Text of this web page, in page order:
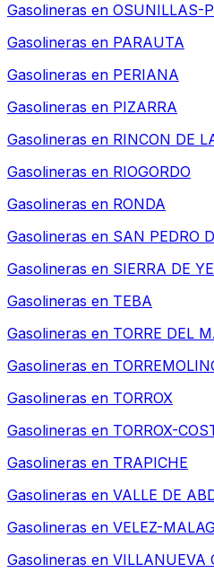
Gasolineras en OSUNILLAS-
Gasolineras en PARAUTA
Gasolineras en PERIANA
Gasolineras en PIZARRA
Gasolineras en RINCON DE
Gasolineras en RIOGORDO
Gasolineras en RONDA
Gasolineras en SAN PEDRO
Gasolineras en SIERRA DE
Gasolineras en TEBA
Gasolineras en TORRE DEL
Gasolineras en
Gasolineras en TORROX
Gasolineras en TORROX-
Gasolineras en TRAPICHE
Gasolineras en VALLE DE
Gasolineras en VELEZ-
Gasolineras en VILLANUEVA